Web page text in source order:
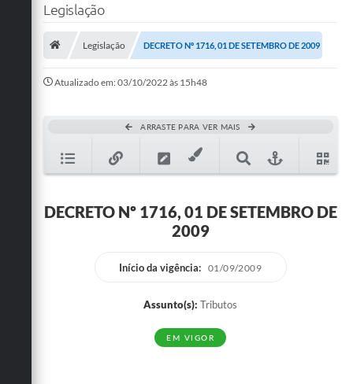
Mapa do Site
SIC
Legislação
Legislação DECRETO Nº 1716, 01 DE SETEMBRO DE 2009
Atualizado em: 03/10/2022 às 15h48
ARRASTE PARA VER MAIS
DECRETO Nº 1716, 01 DE SETEMBRO DE
2009
Início da vigência: 01/09/2009
Assunto(s): Tributos
EM VIGOR